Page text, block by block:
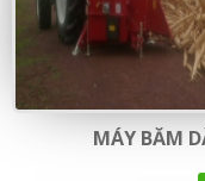
MÁY BĂM